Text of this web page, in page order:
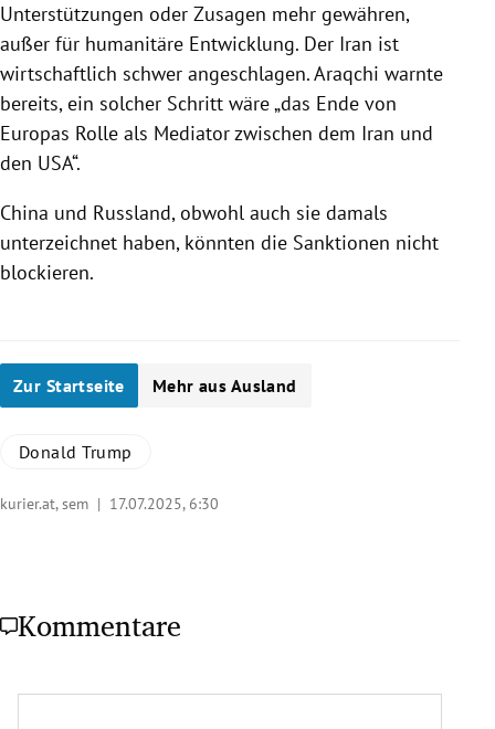
Unterstützungen oder Zusagen mehr gewähren,
außer für humanitäre Entwicklung. Der Iran ist
wirtschaftlich schwer angeschlagen. Araqchi warnte
bereits, ein solcher Schritt wäre „das Ende von
Europas Rolle als Mediator zwischen dem Iran und
den USA“.
China und Russland, obwohl auch sie damals
unterzeichnet haben, könnten die Sanktionen nicht
blockieren.
Zur Startseite Mehr aus Ausland
Donald Trump
kurier.at, sem | 17.07.2025, 6:30
Kommentare